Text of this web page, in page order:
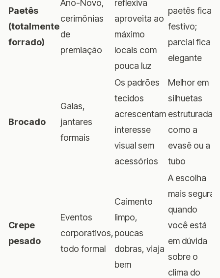
Paetês
(totalmente
forrado)
Ano-Novo,
cerimônias
de
premiação
reflexiva
aproveita ao
máximo
locais com
pouca luz
paetês fica
festivo;
parcial fica
elegante
Brocado
Galas,
jantares
formais
Os padrões
tecidos
acrescentam
interesse
visual sem
acessórios
Melhor em
silhuetas
estruturadas
como a
evasê ou a
tubo
Crepe
pesado
Eventos
corporativos,
todo formal
Caimento
limpo,
poucas
dobras, viaja
bem
A escolha
mais segura
quando
você está
em dúvida
sobre o
clima do